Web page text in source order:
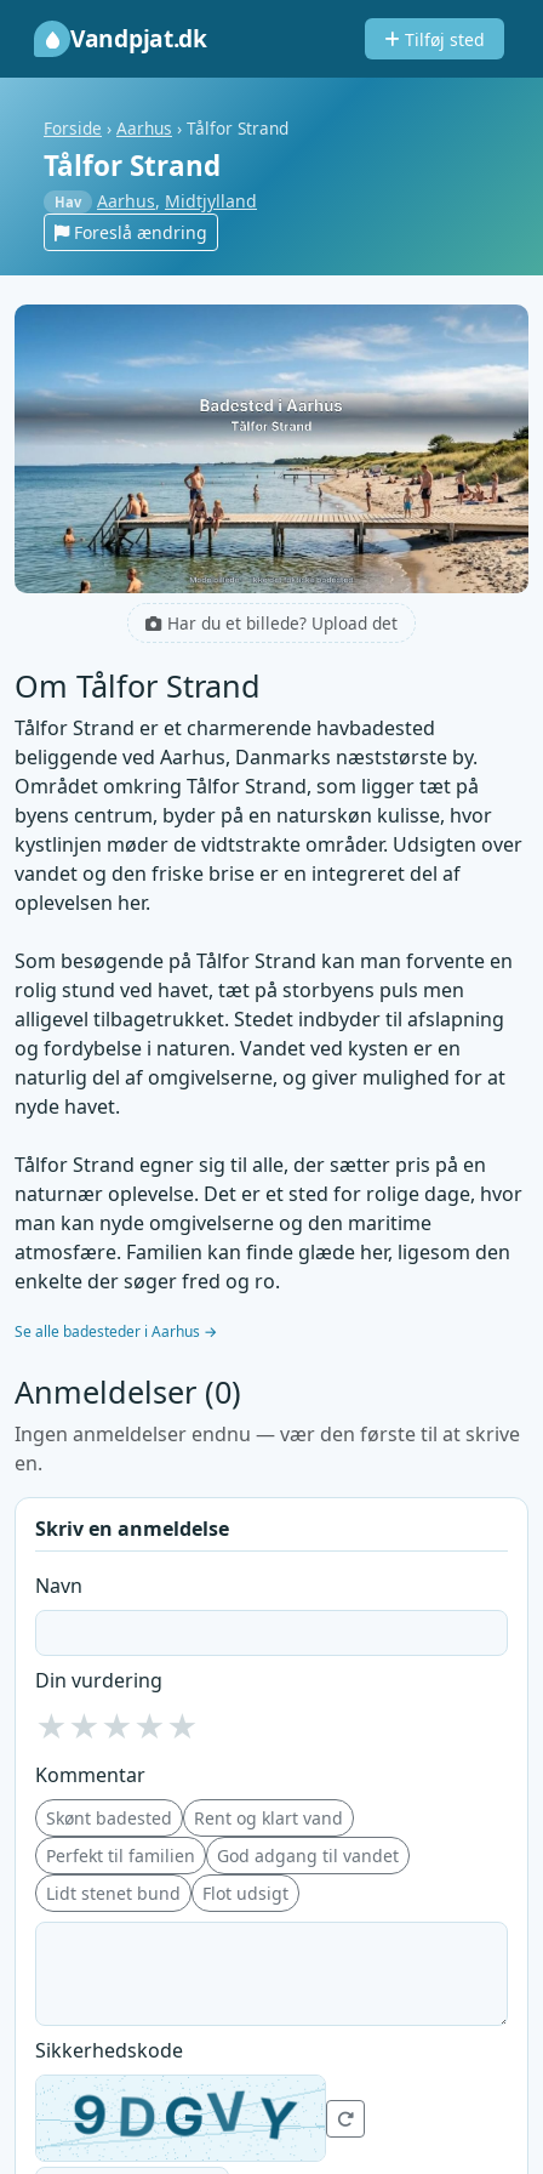
Vandpjat.dk Tilføj sted
Forside › Aarhus › Tålfor Strand
Tålfor Strand
Hav Aarhus, Midtjylland
Foreslå ændring
Har du et billede? Upload det
Om Tålfor Strand
Tålfor Strand er et charmerende havbadested
beliggende ved Aarhus, Danmarks næststørste by.
Området omkring Tålfor Strand, som ligger tæt på
byens centrum, byder på en naturskøn kulisse, hvor
kystlinjen møder de vidtstrakte områder. Udsigten over
vandet og den friske brise er en integreret del af
oplevelsen her.
Som besøgende på Tålfor Strand kan man forvente en
rolig stund ved havet, tæt på storbyens puls men
alligevel tilbagetrukket. Stedet indbyder til afslapning
og fordybelse i naturen. Vandet ved kysten er en
naturlig del af omgivelserne, og giver mulighed for at
nyde havet.
Tålfor Strand egner sig til alle, der sætter pris på en
naturnær oplevelse. Det er et sted for rolige dage, hvor
man kan nyde omgivelserne og den maritime
atmosfære. Familien kan finde glæde her, ligesom den
enkelte der søger fred og ro.
Se alle badesteder i Aarhus →
Anmeldelser (0)
Ingen anmeldelser endnu — vær den første til at skrive
en.
Skriv en anmeldelse
Navn
Din vurdering
★★★★★
Kommentar
Skønt badested
Rent og klart vand
Perfekt til familien
God adgang til vandet
Lidt stenet bund
Flot udsigt
Sikkerhedskode